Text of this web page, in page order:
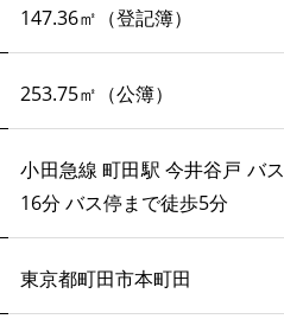
147.36㎡（登記簿）
253.75㎡（公簿）
小田急線 町田駅 今井谷戸 バス
16分 バス停まで徒歩5分
東京都町田市本町田